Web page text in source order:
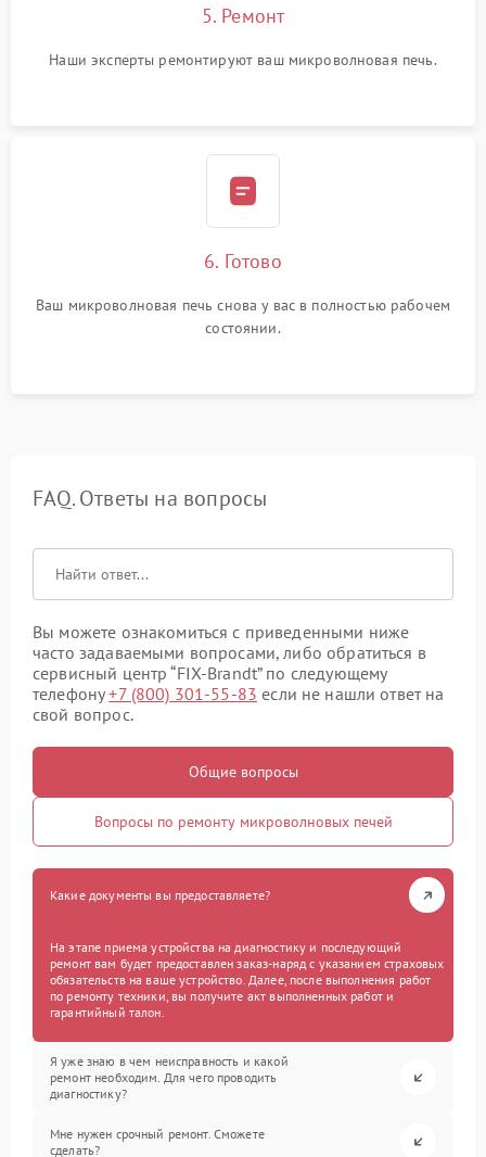
5. Ремонт
Наши эксперты ремонтируют ваш микроволновая печь.
6. Готово
Ваш микроволновая печь снова у вас в полностью рабочем
состоянии.
FAQ. Ответы на вопросы
Вы можете ознакомиться с приведенными ниже
часто задаваемыми вопросами, либо обратиться в
сервисный центр “FIX-Brandt” по следующему
телефону+7 (800) 301-55-83 если не нашли ответ на
свой вопрос.
Общие вопросы
Вопросы по ремонту микроволновых печей
Какие документы вы предоставляете?
На этапе приема устройства на диагностику и последующий
ремонт вам будет предоставлен заказ-наряд с указанием страховых
обязательств на ваше устройство. Далее, после выполнения работ
по ремонту техники, вы получите акт выполненных работ и
гарантийный талон.
Я уже знаю в чем неисправность и какой
ремонт необходим. Для чего проводить
диагностику?
Мне нужен срочный ремонт. Сможете
сделать?